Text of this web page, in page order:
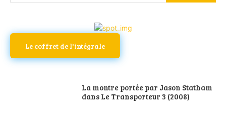
Le coffret de l'intégrale
La montre portée par Jason Statham
dans Le Transporteur 3 (2008)